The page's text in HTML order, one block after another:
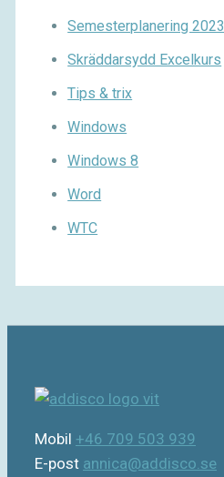
Semesterplanering 2023
Skräddarsydd Excelkurs
Tips & trix
Windows
Windows 8
Word
WTC
Mobil +46 709 503 939
E-post annica@addisco.se